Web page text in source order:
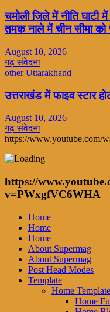
चमोली जिले में नीति
तमक नाले में चीन सीमा को
August 10, 2026
गढ़ संवेदना
other Uttarakhand
उत्तराखंड में फाइव स्टार
August 10, 2026
गढ़ संवेदना
https://www.youtube.com/
https://
v=PWxgfVC6WHA
Home
Home
Home
About Supermag
About Supermag
Post Head Modes
Template
Home Template
Home